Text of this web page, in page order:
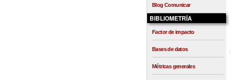
Blog Comunicar
BIBLIOMETRÍA
Factor de impacto
Bases de datos
Métricas generales